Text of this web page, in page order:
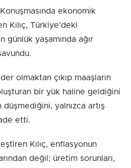
ekonomik
Kılıç, Türkiye’deki
günlük yaşamında ağır
olmaktan çıkıp maaşların
bir yük haline geldiğini
düşmediğini, yalnızca artış
etti.
Kılıç, enflasyonun
değil; üretim sorunları,